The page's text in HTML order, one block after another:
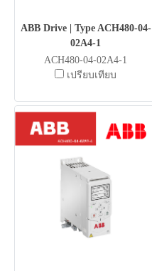
ABB Drive | Type ACH480-04-
02A4-1
ACH480-04-02A4-1
เปรียบเทียบ